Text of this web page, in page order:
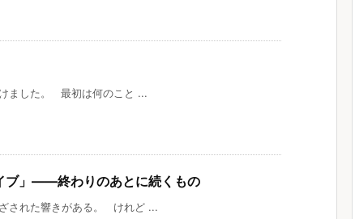
ました。 最初は何のこと ...
ブ」――終わりのあとに続くもの
された響きがある。 けれど ...